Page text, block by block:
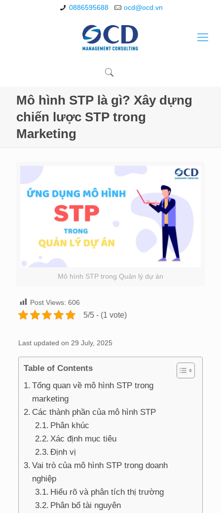
0886595688 ocd@ocd.vn
Mô hình STP là gì? Xây dựng
chiến lược STP trong
Marketing
Mô hình STP trong Quản lý dự án
Post Views: 606
5/5 - (1 vote)
Last updated on 29 July, 2025
Table of Contents
Tổng quan về mô hình STP trong
marketing
Các thành phần của mô hình STP
Phân khúc
Xác định mục tiêu
Định vị
Vai trò của mô hình STP trong doanh
nghiệp
Hiểu rõ và phân tích thị trường
Phân bổ tài nguyên